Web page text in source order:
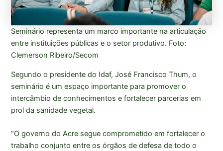
Seminário representa um marco importante na articulação
entre instituições públicas e o setor produtivo. Foto:
Clemerson Ribeiro/Secom
Segundo o presidente do Idaf, José Francisco Thum, o
seminário é um espaço importante para promover o
intercâmbio de conhecimentos e fortalecer parcerias em
prol da sanidade vegetal.
“O governo do Acre segue comprometido em fortalecer o
trabalho conjunto entre os órgãos de defesa de todo o